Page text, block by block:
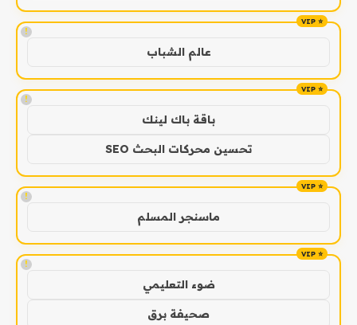
!
عالم الشباب
!
باقة باك لينك
تحسين محركات البحث SEO
!
ماسنجر المسلم
!
ضوء التعليمي
صحيفة برق